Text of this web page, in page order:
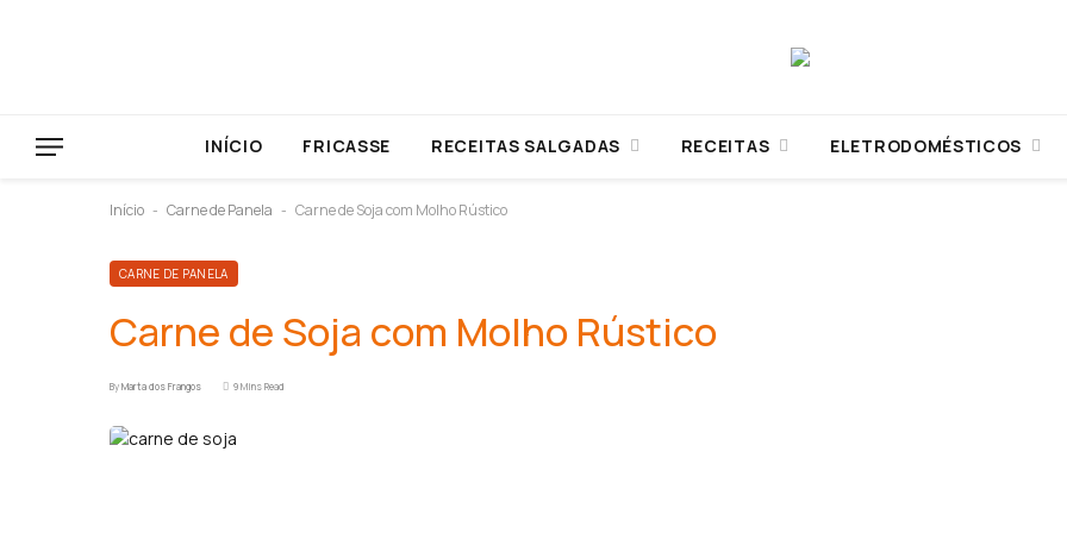
INÍCIO FRICASSE RECEITAS SALGADAS RECEITAS ELETRODOMÉSTICOS
Início - Carne de Panela - Carne de Soja com Molho Rústico
CARNE DE PANELA
Carne de Soja com Molho Rústico
ByMarta dos Frangos 9 Mins Read